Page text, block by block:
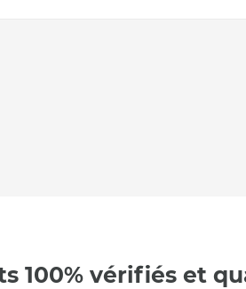
100% vérifiés et